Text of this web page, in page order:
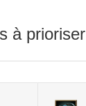
à prioriser